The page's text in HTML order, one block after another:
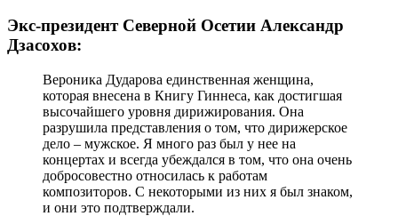
Экс-президент Северной Осетии Александр
Дзасохов:
Вероника Дударова единственная женщина,
которая внесена в Книгу Гиннеса, как достигшая
высочайшего уровня дирижирования. Она
разрушила представления о том, что дирижерское
дело – мужское. Я много раз был у нее на
концертах и всегда убеждался в том, что она очень
добросовестно относилась к работам
композиторов. С некоторыми из них я был знаком,
и они это подтверждали.